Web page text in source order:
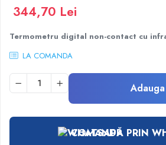
Injectomate
Instrumentar
Instalatii gaze medicinale
Oxigenatoare
Statii gaze medicinale
Regulatoare presiune gaze medicinale
Butelii gaze medicale
344,70 Lei
Termometru digital non-contact cu
LA COMANDA
COMANDĂ PRIN